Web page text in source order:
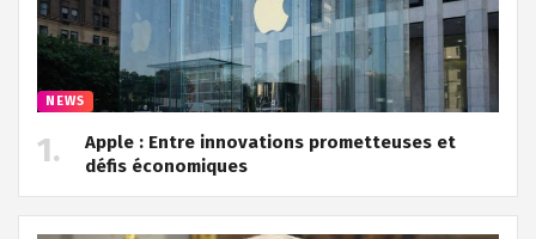
NEWS
Apple : Entre innovations prometteuses et
défis économiques